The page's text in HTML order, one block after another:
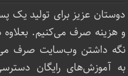
دوستان عزیز برای تولید
و هزینه صرف می‌کنیم. بعلاوه
نگه داشتن وب‌سایت صرف
به آموزش‌های رایگان